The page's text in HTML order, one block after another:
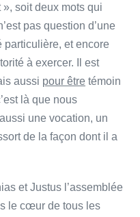
soit deux mots qui
pas question d’une
particulière, et encore
à exercer. Il est
aussi pour être témoin
là que nous
une vocation, un
de la façon dont il a
et Justus l’assemblée
le cœur de tous les